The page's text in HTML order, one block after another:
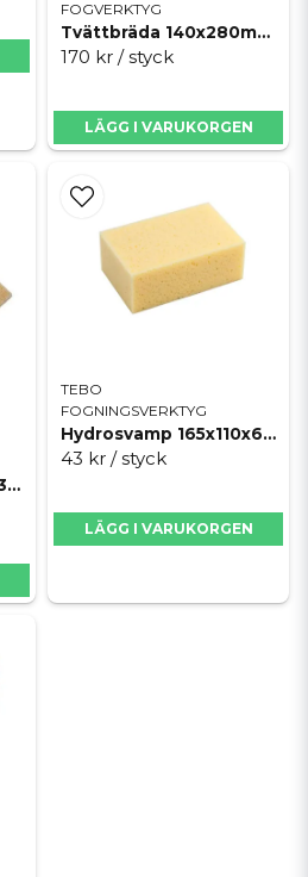
FOGVERKTYG
Tvättbräda 140x280mm softgrip
170 kr / styck
LÄGG I VARUKORGEN
Tvättbräda 140x280x30mm diagonalfräst
TEBO
FOGNINGSVERKTYG
Hydrosvamp 165x110x65mm
43 kr / styck
LÄGG I VARUKORGEN